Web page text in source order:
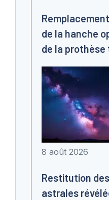
de la hanche
de la
8 août 2026
Restitution
astrales